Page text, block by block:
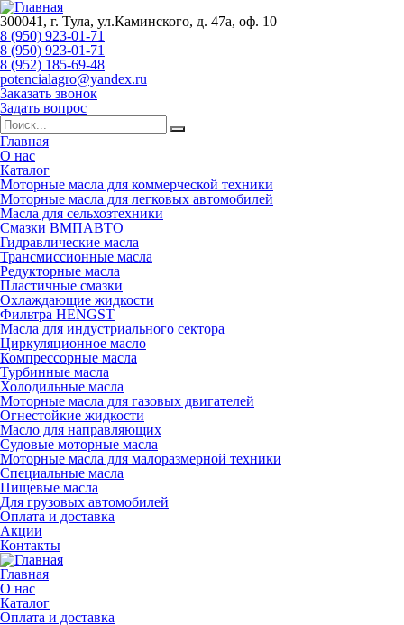
300041, г. Тула, ул.Каминского, д. 47а, оф. 10
8 (950) 923-01-71
8 (950) 923-01-71
8 (952) 185-69-48
potencialagro@yandex.ru
Заказать звонок
Задать вопрос
Главная
О нас
Каталог
Моторные масла для коммерческой техники
Моторные масла для легковых автомобилей
Масла для сельхозтехники
Смазки ВМПАВТО
Гидравлические масла
Трансмиссионные масла
Редукторные масла
Пластичные смазки
Охлаждающие жидкости
Фильтра HENGST
Масла для индустриального сектора
Циркуляционное масло
Компрессорные масла
Турбинные масла
Холодильные масла
Моторные масла для газовых двигателей
Огнестойкие жидкости
Масло для направляющих
Судовые моторные масла
Моторные масла для малоразмерной техники
Специальные масла
Пищевые масла
Для грузовых автомобилей
Оплата и доставка
Акции
Контакты
Главная
О нас
Каталог
Оплата и доставка